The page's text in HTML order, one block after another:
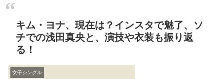
キム・ヨナ、現在は？インスタで魅了、ソ
チでの浅田真央と、演技や衣装も振り返
る！
女子シングル